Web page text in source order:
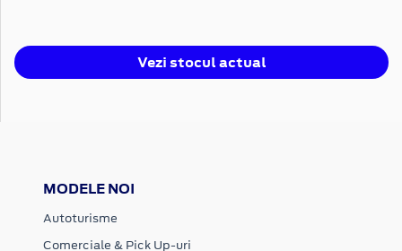
Vezi stocul actual
MODELE NOI
Autoturisme
Comerciale & Pick Up-uri